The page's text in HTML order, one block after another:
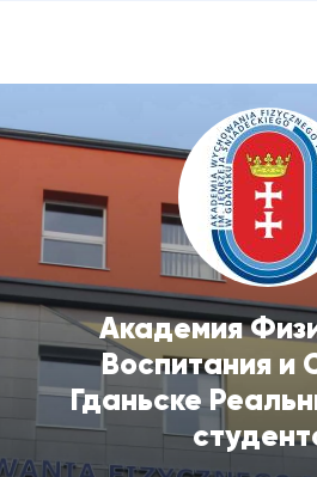
Академия
Воспитания и
Гданьске